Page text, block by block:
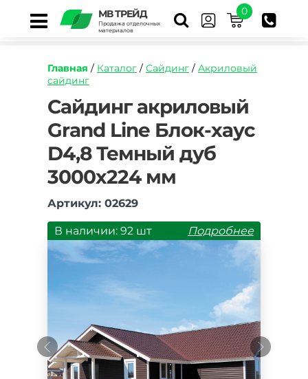
МВ ТРЕЙД
Продажа отделочных
материалов
0
Главная / Каталог / Сайдинг / Акриловый
сайдинг
https://mvtrade.ru/images/id/normal/sayding-
akrilovyy-
grand-
line-
blok-
haus-
d4-
temnyy-
dub.jpg
Сайдинг акриловый
Grand Line Блок-хаус
D4,8 Темный дуб
3000х224 мм
Артикул: 02629
В наличии: 92 шт Подробнее